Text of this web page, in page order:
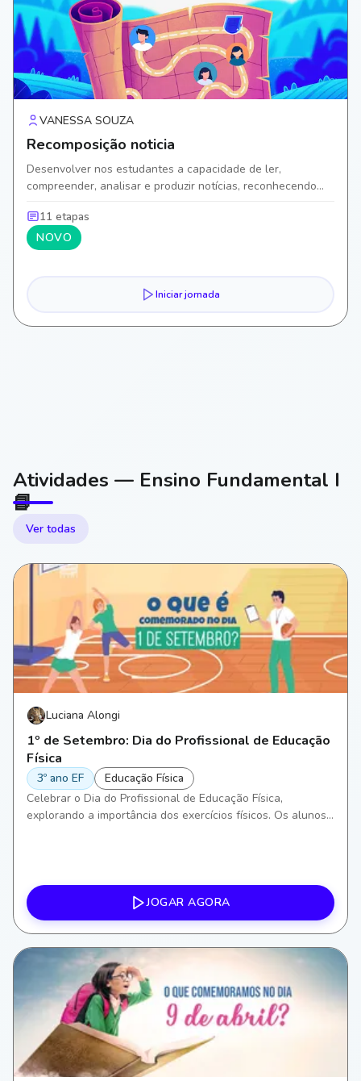
VANESSA SOUZA
Recomposição noticia
Desenvolver nos estudantes a capacidade de ler,
compreender, analisar e produzir notícias, reconhecendo
comunicativa.
11 etapas
NOVO
Iniciar jornada
Atividades — Ensino Fundamental I
📘
Ver todas
Luciana Alongi
1º de Setembro: Dia do Profissional de Educação
Física
3º ano EF
Educação Física
Celebrar o Dia do Profissional de Educação Física,
explorando a importância dos exercícios físicos. Os alunos
trabalho em equipe.
JOGAR AGORA